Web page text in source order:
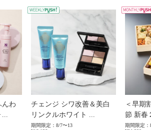
WEEKLY PUSH
んわ
チェンジ シワ改善＆美白
リンクルホワイト ...
期間限定：8/7〜13
＜早期
節 新春
期間限定：